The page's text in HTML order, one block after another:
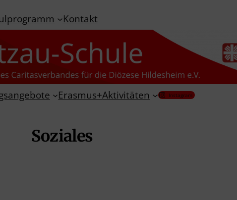
Kontakt
Erasmus+Aktivitäten Instagram
Soziales